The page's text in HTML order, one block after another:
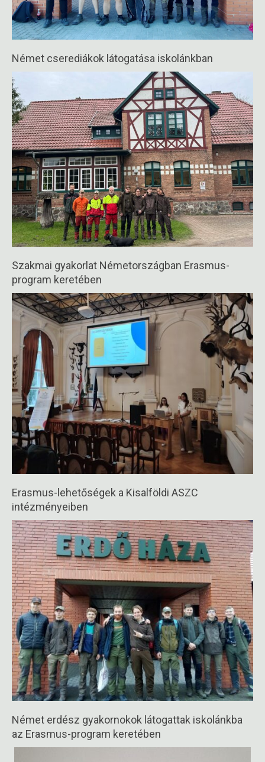
Német cserediákok látogatása iskolánkban
04-
30
Szakmai gyakorlat Németországban Erasmus-
program keretében
2026-
04-
29
Erasmus-lehetőségek a Kisalföldi ASZC
intézményeiben
2025-
10-
16
Német erdész gyakornokok látogattak iskolánkba
az Erasmus-program keretében
2025-